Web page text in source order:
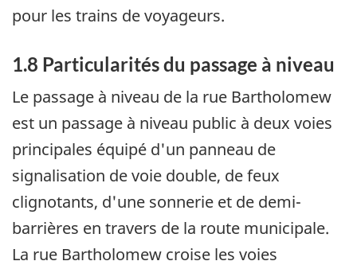
pour les trains de voyageurs.
1.8 Particularités du passage à niveau
Le passage à niveau de la rue Bartholomew
est un passage à niveau public à deux voies
principales équipé d'un panneau de
signalisation de voie double, de feux
clignotants, d'une sonnerie et de demi-
barrières en travers de la route municipale.
La rue Bartholomew croise les voies